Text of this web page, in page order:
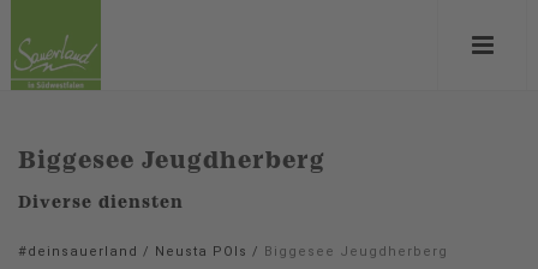
Biggesee Jeugdherberg
Diverse diensten
#deinsauerland / Neusta POIs / Biggesee Jeugdherberg